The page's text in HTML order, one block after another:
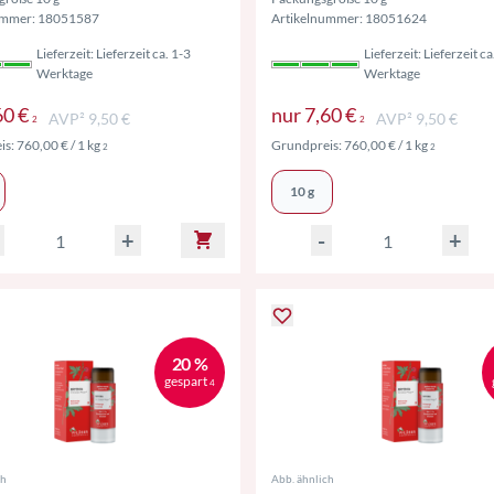
18051587
Lieferzeit: Lieferzeit ca. 1-3
Werktage
€ 2 Preise inkl. MwSt. ggf. zzgl. Versand
AVP² 9,50 €
760,00 €/ 1 kg 2 Preise inkl. MwSt. ggf. zzgl. Versand
+
Artikelnummer: 18051624
Lieferzeit: Lieferzeit
Werktage
nur7,60 € 2 Preise inkl.
AVP² 9,50 €
Grundpreis:760,00 €/ 1 kg 2 Preise
10 g
- +
20 %
gespart 4
Abb. ähnlich